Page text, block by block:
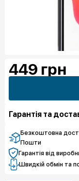
449 грн
Гарантія та
Безкоштовна
Пошти
Гарантія від
Швидкій обмін та